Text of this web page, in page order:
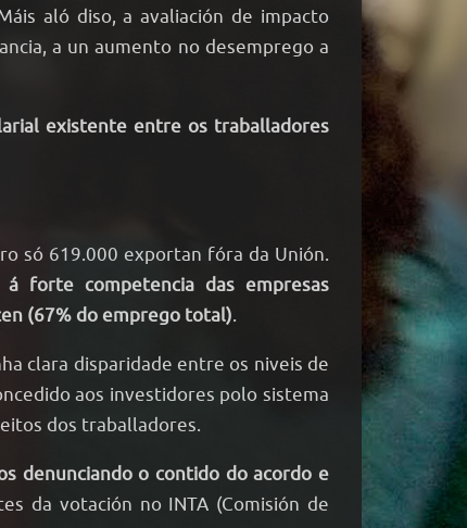
aló diso, a avaliación de impacto
a un aumento no desemprego a
existente entre os traballadores
só 619.000 exportan fóra da Unión.
forte competencia das empresas
(67% do emprego total).
clara disparidade entre os niveis de
aos investidores polo sistema
dos traballadores.
denunciando o contido do acordo e
da votación no INTA (Comisión de